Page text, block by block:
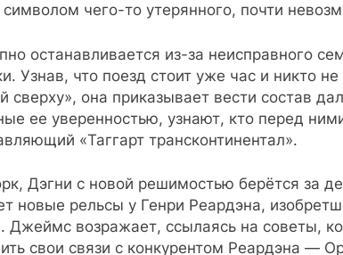
чего-то утерянного, почти
останавливается из-за неисправного
Узнав, что поезд стоит уже час и никто
сверху», она приказывает вести состав
ее уверенностью, узнают, кто перед
«Таггарт трансконтинентал».
Дэгни с новой решимостью берётся за
новые рельсы у Генри Реардэна,
Джеймс возражает, ссылаясь на советы,
свои связи с конкурентом Реардэна —